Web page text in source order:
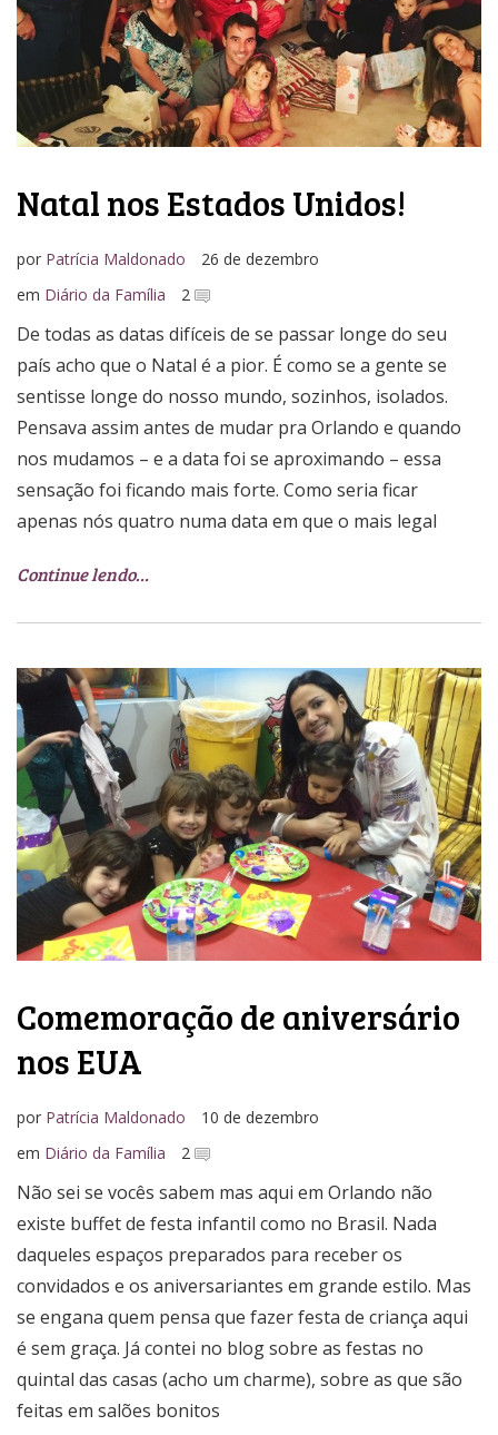
Natal nos Estados Unidos!
por Patrícia Maldonado
26 de dezembro
em Diário da Família 2
De todas as datas difíceis de se passar longe do seu
país acho que o Natal é a pior. É como se a gente se
sentisse longe do nosso mundo, sozinhos, isolados.
Pensava assim antes de mudar pra Orlando e quando
nos mudamos – e a data foi se aproximando – essa
sensação foi ficando mais forte. Como seria ficar
apenas nós quatro numa data em que o mais legal
Continue lendo…
Comemoração de aniversário
nos EUA
por Patrícia Maldonado
10 de dezembro
em Diário da Família 2
Não sei se vocês sabem mas aqui em Orlando não
existe buffet de festa infantil como no Brasil. Nada
daqueles espaços preparados para receber os
convidados e os aniversariantes em grande estilo. Mas
se engana quem pensa que fazer festa de criança aqui
é sem graça. Já contei no blog sobre as festas no
quintal das casas (acho um charme), sobre as que são
feitas em salões bonitos